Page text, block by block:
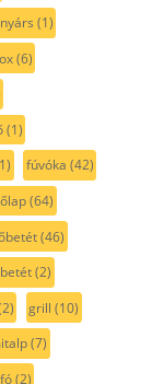
(1)
(6)
(1)
fúvóka (42)
(64)
(46)
(2)
grill (10)
(7)
(2)